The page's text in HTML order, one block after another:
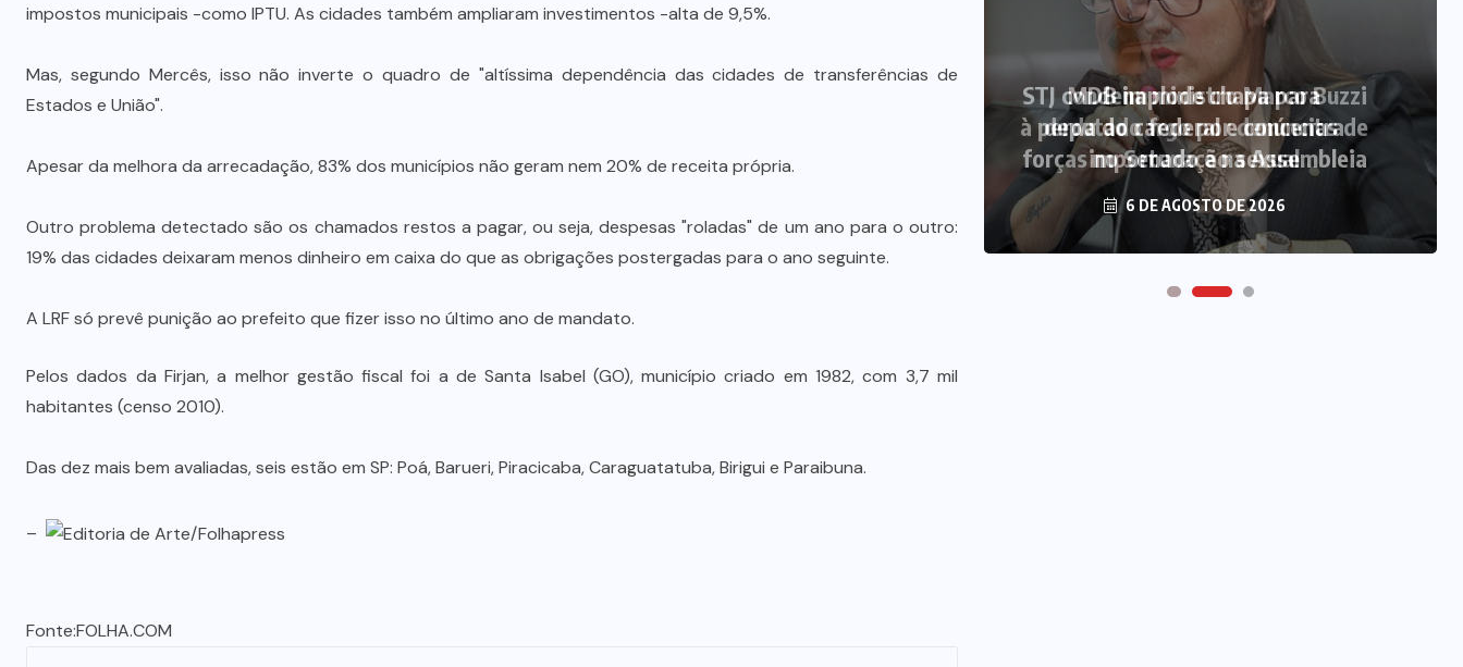
impostos municipais -como IPTU. As cidades também ampliaram investimentos -alta de 9,5%.
Mas, segundo Mercês, isso não inverte o quadro de "altíssima dependência das cidades de transferências de
Estados e União".
Apesar da melhora da arrecadação, 83% dos municípios não geram nem 20% de receita própria.
Outro problema detectado são os chamados restos a pagar, ou seja, despesas "roladas" de um ano para o outro:
19% das cidades deixaram menos dinheiro em caixa do que as obrigações postergadas para o ano seguinte.
A LRF só prevê punição ao prefeito que fizer isso no último ano de mandato.
Pelos dados da Firjan, a melhor gestão fiscal foi a de Santa Isabel (GO), município criado em 1982, com 3,7 mil
habitantes (censo 2010).
Das dez mais bem avaliadas, seis estão em SP: Poá, Barueri, Piracicaba, Caraguatatuba, Birigui e Paraibuna.
–
Fonte:FOLHA.COM
Vale-refeição cobre apenas 9 dias
Grosso, aponta levantamento
importunação sexual
MDB implode chapa para
deputado federal e concentra
forças no Senado e na Assembleia
6 DE AGOSTO DE 2026